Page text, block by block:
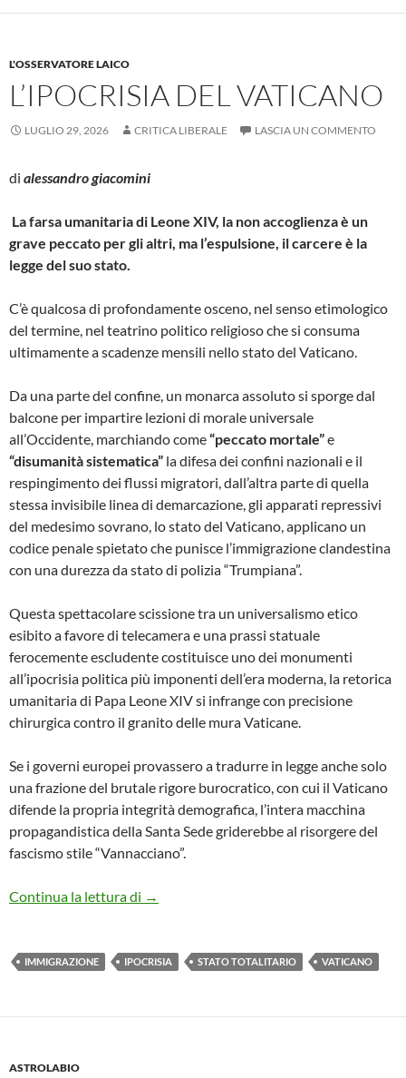
L'OSSERVATORE LAICO
L’IPOCRISIA DEL VATICANO
LUGLIO 29, 2026 CRITICA LIBERALE LASCIA UN COMMENTO
di alessandro giacomini
La farsa umanitaria di Leone XIV, la non accoglienza è un
grave peccato per gli altri, ma l’espulsione, il carcere è la
legge del suo stato.
​C’è qualcosa di profondamente osceno, nel senso etimologico
del termine, nel teatrino politico religioso che si consuma
ultimamente a scadenze mensili nello stato del Vaticano.
Da una parte del confine, un monarca assoluto si sporge dal
balcone per impartire lezioni di morale universale
all’Occidente, marchiando come“peccato mortale”e
“disumanità sistematica” la difesa dei confini nazionali e il
respingimento dei flussi migratori, dall’altra parte di quella
stessa invisibile linea di demarcazione, gli apparati repressivi
del medesimo sovrano, lo stato del Vaticano, applicano un
codice penale spietato che punisce l’immigrazione clandestina
con una durezza da stato di polizia “Trumpiana”.
Questa spettacolare scissione tra un universalismo etico
esibito a favore di telecamera e una prassi statuale
ferocemente escludente costituisce uno dei monumenti
all’ipocrisia politica più imponenti dell’era moderna, la retorica
umanitaria di Papa Leone XIV si infrange con precisione
chirurgica contro il granito delle mura Vaticane.
Se i governi europei provassero a tradurre in legge anche solo
una frazione del brutale rigore burocratico, con cui il Vaticano
difende la propria integrità demografica, l’intera macchina
propagandistica della Santa Sede griderebbe al risorgere del
fascismo stile “Vannacciano”.
Continua la lettura di L’IPOCRISIA DEL VATICANO
→
IMMIGRAZIONE IPOCRISIA STATO TOTALITARIO VATICANO
ASTROLABIO